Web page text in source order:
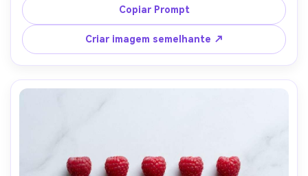
manhã, estilo acolhedor da fazenda, tirado em Sony A7R
V, lente de 50mm, f/2.8, profundidade de campo rasa,
tons quentes, fotografia editorial de alimentos-AR 4:5
Copiar Prompt
Criar imagem semelhante ↗